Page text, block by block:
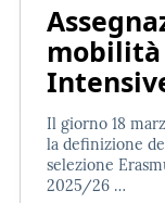
mobilità
Il giorno 18
la definizione
selezione
2025/26 …